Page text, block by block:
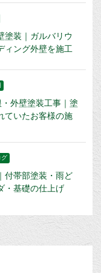
塗装｜ガルバリウ
ィング外壁を施工
外壁塗装工事｜塗
ていたお客様の施
グ
付帯部塗装・雨ど
・基礎の仕上げ